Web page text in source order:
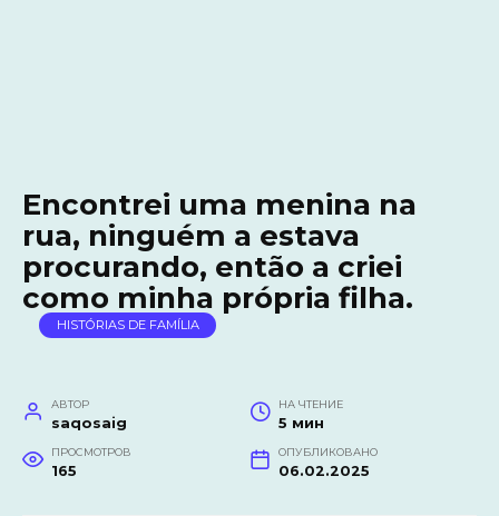
Encontrei uma menina na
rua, ninguém a estava
procurando, então a criei
como minha própria filha.
HISTÓRIAS DE FAMÍLIA
АВТОР
saqosaig
НА ЧТЕНИЕ
5 мин
ПРОСМОТРОВ
165
ОПУБЛИКОВАНО
06.02.2025